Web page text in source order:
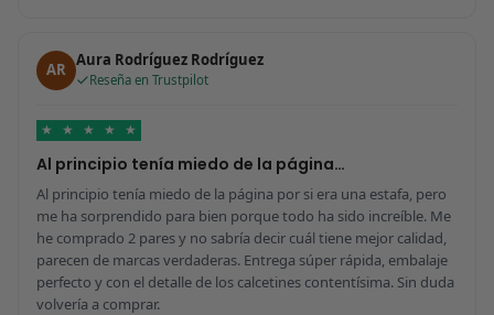
AR Aura Rodríguez Rodríguez
Reseña en Trustpilot
★ ★ ★ ★ ★
Al principio tenía miedo de la página…
Al principio tenía miedo de la página por si era una estafa, pero
me ha sorprendido para bien porque todo ha sido increíble. Me
he comprado 2 pares y no sabría decir cuál tiene mejor calidad,
parecen de marcas verdaderas. Entrega súper rápida, embalaje
perfecto y con el detalle de los calcetines contentísima. Sin duda
volvería a comprar.